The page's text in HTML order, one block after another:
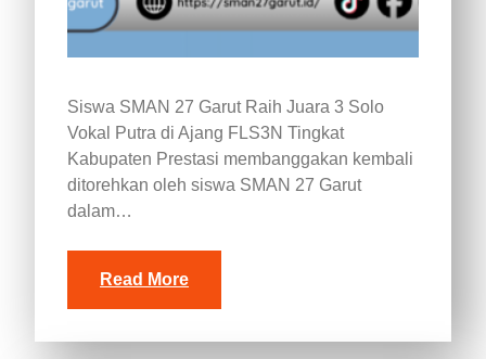
Siswa SMAN 27 Garut Raih Juara 3 Solo
Vokal Putra di Ajang FLS3N Tingkat
Kabupaten Prestasi membanggakan kembali
ditorehkan oleh siswa SMAN 27 Garut
dalam…
Read More